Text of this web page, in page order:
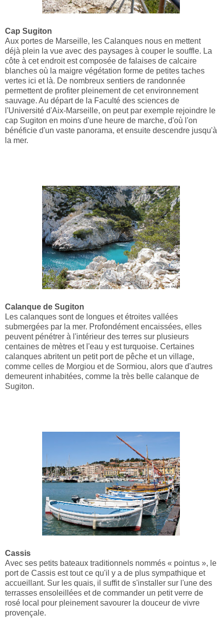
Cap Sugiton
Aux portes de Marseille, les Calanques nous en mettent
déjà plein la vue avec des paysages à couper le souffle. La
côte à cet endroit est composée de falaises de calcaire
blanches où la maigre végétation forme de petites taches
vertes ici et là. De nombreux sentiers de randonnée
permettent de profiter pleinement de cet environnement
sauvage. Au départ de la Faculté des sciences de
l'Université d'Aix-Marseille, on peut par exemple rejoindre le
cap Sugiton en moins d'une heure de marche, d'où l'on
bénéficie d'un vaste panorama, et ensuite descendre jusqu'à
la mer.
Calanque de Sugiton
Les calanques sont de longues et étroites vallées
submergées par la mer. Profondément encaissées, elles
peuvent pénétrer à l'intérieur des terres sur plusieurs
centaines de mètres et l'eau y est turquoise. Certaines
calanques abritent un petit port de pêche et un village,
comme celles de Morgiou et de Sormiou, alors que d'autres
demeurent inhabitées, comme la très belle calanque de
Sugiton.
Cassis
Avec ses petits bateaux traditionnels nommés « pointus », le
port de Cassis est tout ce qu'il y a de plus sympathique et
accueillant. Sur les quais, il suffit de s'installer sur l'une des
terrasses ensoleillées et de commander un petit verre de
rosé local pour pleinement savourer la douceur de vivre
provençale.